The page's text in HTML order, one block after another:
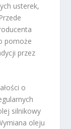
usterek,
pomoże
przez
o
silnikowy
oleju